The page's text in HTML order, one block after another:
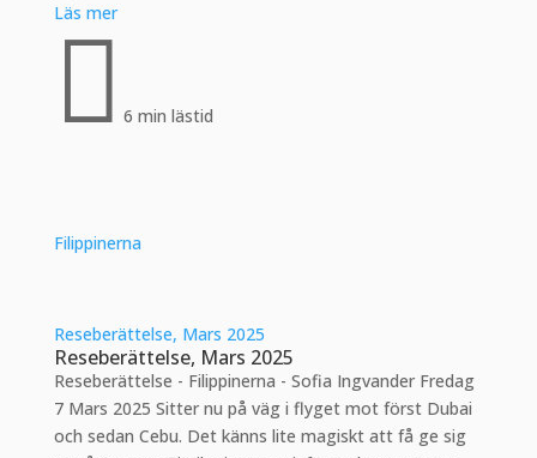
Läs mer
 6 min lästid
Filippinerna
Reseberättelse, Mars 2025
Reseberättelse, Mars 2025
Reseberättelse - Filippinerna - Sofia Ingvander Fredag
7 Mars 2025 Sitter nu på väg i flyget mot först Dubai
och sedan Cebu. Det känns lite magiskt att få ge sig